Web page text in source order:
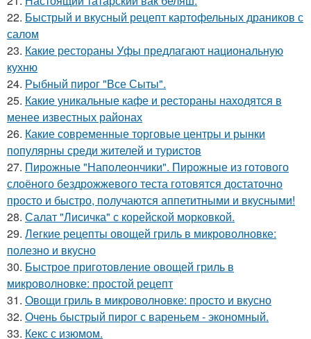
22. Быстрый и вкусный рецепт картофельных драников с
салом
23. Какие рестораны Уфы предлагают национальную
кухню
24. Рыбный пирог "Все Сыты".
25. Какие уникальные кафе и рестораны находятся в
менее известных районах
26. Какие современные торговые центры и рынки
популярны среди жителей и туристов
27. Пирожные "Наполеончики". Пирожные из готового
слоёного бездрожжевого теста готовятся достаточно
просто и быстро, получаются аппетитными и вкусными!
28. Салат "Лисичка" с корейской морковкой.
29. Легкие рецепты овощей гриль в микроволновке:
полезно и вкусно
30. Быстрое приготовление овощей гриль в
микроволновке: простой рецепт
31. Овощи гриль в микроволновке: просто и вкусно
32. Очень быстрый пирог с вареньем - экономный.
33. Кекс с изюмом.